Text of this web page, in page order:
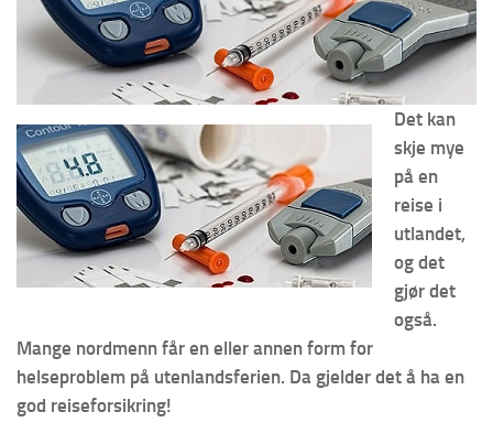
Det kan
skje mye
på en
reise i
utlandet,
og det
gjør det
også.
Mange nordmenn får en eller annen form for
helseproblem på utenlandsferien. Da gjelder det å ha en
god reiseforsikring!